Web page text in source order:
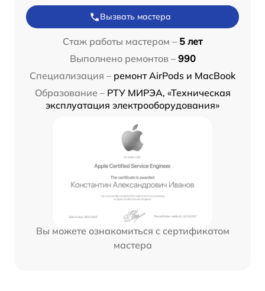
Вызвать мастера
Стаж работы мастером – 5 лет
Выполнено ремонтов – 990
Специализация – ремонт AirPods и MacBook
Образование – РТУ МИРЭА, «Техническая
эксплуатация электрооборудования»
Вы можете ознакомиться с сертификатом
мастера